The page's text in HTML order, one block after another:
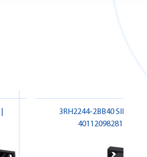
3RH2244-2BB40 SIEMENS |
4011209828148